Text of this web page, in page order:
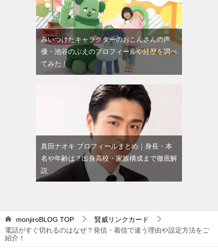
みいつけたキャラクターのおこんさんの声
優・池谷のぶえのプロフィールや経歴を調べ
てみた！
真田ナオキ プロフィールまとめ｜身長・本
名や年齢は？出身高校・家族構成まで徹底解
説
monjiroBLOG TOP
賢威リンクカード
電話がすぐ切れるのはなぜ？発信・着信で違う理由や設定方法をご
紹介！